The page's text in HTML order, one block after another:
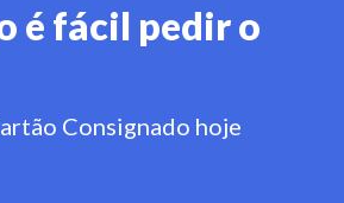
é fácil pedir o
Consignado hoje